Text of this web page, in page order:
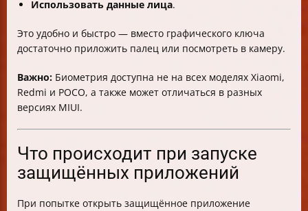
Использовать данные лица.
Это удобно и быстро — вместо графического ключа
достаточно приложить палец или посмотреть в камеру.
Важно: Биометрия доступна не на всех моделях Xiaomi,
Redmi и POCO, а также может отличаться в разных
версиях MIUI.
Что происходит при запуске
защищённых приложений
При попытке открыть защищённое приложение